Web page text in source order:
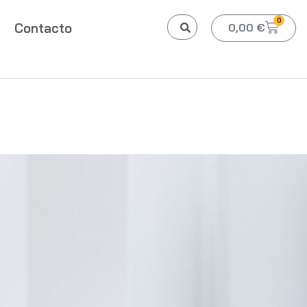
Contacto 0,00 € 0